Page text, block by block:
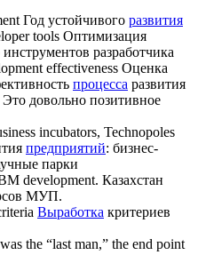
Год устойчивого развития
tools Оптимизация
разработчика
effectiveness Оценка
процесса развития
Это довольно позитивное
incubators, Technopoles
предприятий: бизнес-
парки
development. Казахстан
МУП.
Выработка критериев
the “last man,” the end point